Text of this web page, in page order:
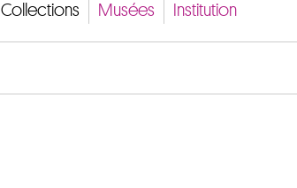
Collections Musées Institution